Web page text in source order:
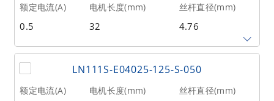
相数 转子惯量(g•cm²) 重量(kg)
2 9 0.1
额定电流(A) 电机长度(mm) 丝杆直径(mm)
0.5 32 4.76
丝杆导程(mm) 丝杆长度(mm) 额定推力(N
@300RPM)
LN111S-E04025-125-S-050
额定电流(A) 电机长度(mm) 丝杆直径(mm)